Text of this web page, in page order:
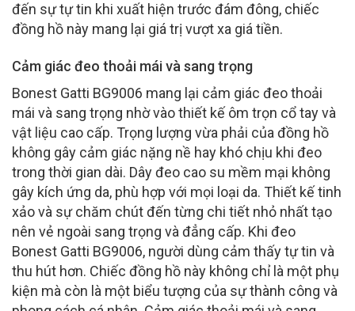
đến sự tự tin khi xuất hiện trước đám đông, chiếc
đồng hồ này mang lại giá trị vượt xa giá tiền.
Cảm giác đeo thoải mái và sang trọng
Bonest Gatti BG9006 mang lại cảm giác đeo thoải
mái và sang trọng nhờ vào thiết kế ôm trọn cổ tay và
vật liệu cao cấp. Trọng lượng vừa phải của đồng hồ
không gây cảm giác nặng nề hay khó chịu khi đeo
trong thời gian dài. Dây đeo cao su mềm mại không
gây kích ứng da, phù hợp với mọi loại da. Thiết kế tinh
xảo và sự chăm chút đến từng chi tiết nhỏ nhất tạo
nên vẻ ngoài sang trọng và đẳng cấp. Khi đeo
Bonest Gatti BG9006, người dùng cảm thấy tự tin và
thu hút hơn. Chiếc đồng hồ này không chỉ là một phụ
kiện mà còn là một biểu tượng của sự thành công và